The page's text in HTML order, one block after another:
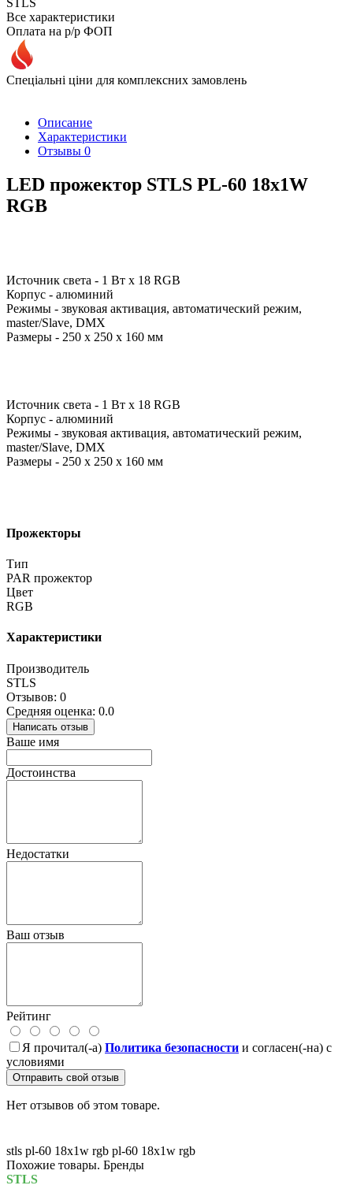
Все характеристики
Оплата на р/р ФОП
Спеціальні ціни для комплексних замовлень
Описание
Характеристики
Отзывы 0
LED прожектор STLS PL-60 18x1W
RGB
Источник света - 1 Вт х 18 RGB
Корпус - алюминий
Режимы - звуковая активация, автоматический режим,
master/Slave, DMX
Размеры - 250 х 250 х 160 мм
Источник света - 1 Вт х 18 RGB
Корпус - алюминий
Режимы - звуковая активация, автоматический режим,
master/Slave, DMX
Размеры - 250 х 250 х 160 мм
Прожекторы
Тип
PAR прожектор
Цвет
RGB
Характеристики
Производитель
STLS
Отзывов: 0
Средняя оценка: 0.0
Написать отзыв
Ваше имя
Достоинства
Недостатки
Ваш отзыв
Рейтинг
Я прочитал(-а) Политика безопасности и согласен(-на) с
условиями
Отправить свой отзыв
Нет отзывов об этом товаре.
stls pl-60 18x1w rgb pl-60 18x1w rgb
Похожие товары. Бренды
STLS